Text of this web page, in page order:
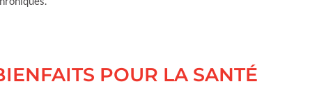
POUR LA SANTÉ